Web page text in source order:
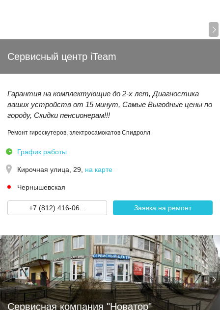
Сервисный центр iTeam
Гарантия на комплектующие до 2-х лет, Диагностика
ваших устройств от 15 минут, Самые Выгодные цены по
городу, Скидки пенсионерам!!!
Ремонт гироскутеров, электросамокатов Спидролл
График работы
Кирочная улица, 29 на карте
Чернышевская
+7 (812) 416-06... Заявка на ремонт
Сервисная компания "Новатор"